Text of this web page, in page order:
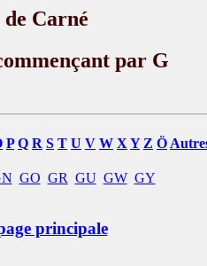
de Carné
par G
P Q R S T U V W X Y Z Ö
GO GR GU GW GY
principale